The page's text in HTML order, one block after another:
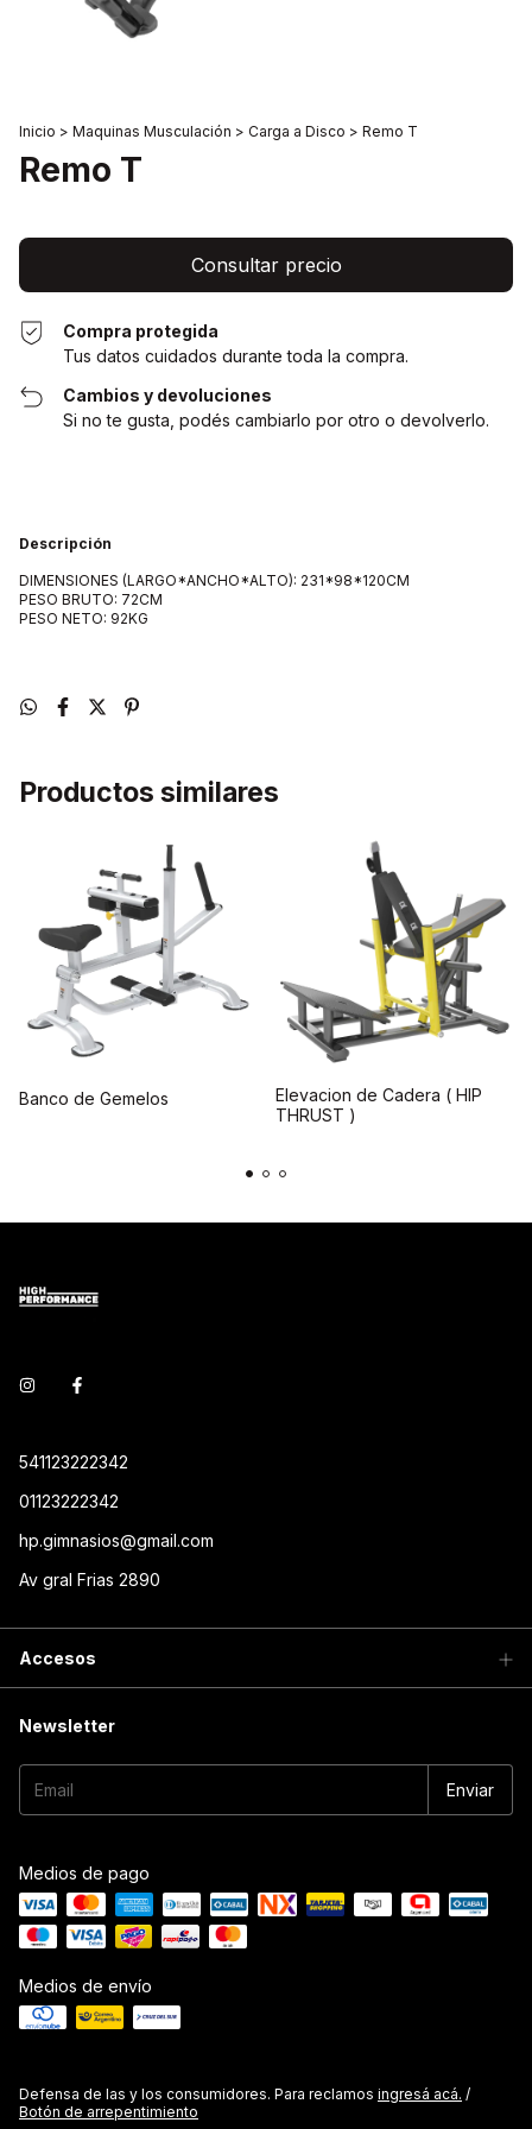
Inicio > Maquinas Musculación > Carga a Disco > Remo T
Remo T
Compra protegida
Tus datos cuidados durante toda la compra.
Cambios y devoluciones
Si no te gusta, podés cambiarlo por otro o devolverlo.
Descripción
DIMENSIONES (LARGO*ANCHO*ALTO): 231*98*120CM
PESO BRUTO: 72CM
PESO NETO: 92KG
Productos similares
Banco de Gemelos
Elevacion de Cadera ( HIP
THRUST )
541123222342
01123222342
hp.gimnasios@gmail.com
Av gral Frias 2890
Accesos
Newsletter
Medios de pago
Medios de envío
Defensa de las y los consumidores. Para reclamos ingresá acá. /
Botón de arrepentimiento